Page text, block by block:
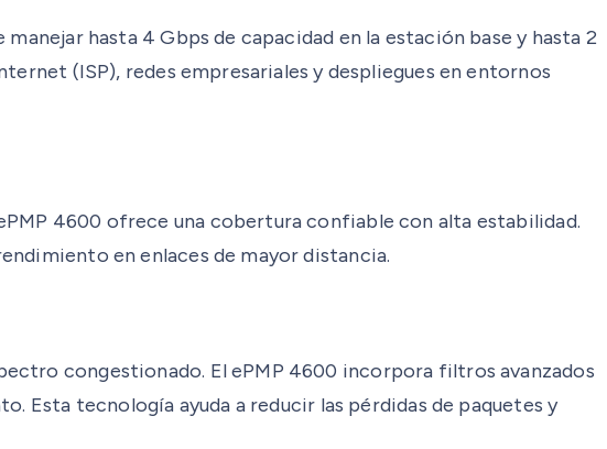
hasta 4 Gbps de capacidad en la estación base y hasta 2
(ISP), redes empresariales y despliegues en entornos
4600 ofrece una cobertura confiable con alta estabilidad.
en enlaces de mayor distancia.
congestionado. El ePMP 4600 incorpora filtros avanzados
Esta tecnología ayuda a reducir las pérdidas de paquetes y